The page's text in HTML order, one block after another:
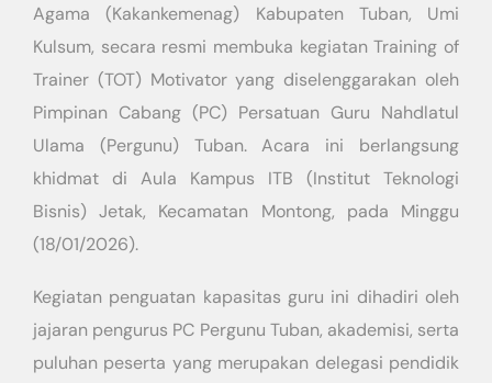
Agama (Kakankemenag) Kabupaten Tuban, Umi
Kulsum, secara resmi membuka kegiatan Training of
Trainer (TOT) Motivator yang diselenggarakan oleh
Pimpinan Cabang (PC) Persatuan Guru Nahdlatul
Ulama (Pergunu) Tuban. Acara ini berlangsung
khidmat di Aula Kampus ITB (Institut Teknologi
Bisnis) Jetak, Kecamatan Montong, pada Minggu
(18/01/2026).
​Kegiatan penguatan kapasitas guru ini dihadiri oleh
jajaran pengurus PC Pergunu Tuban, akademisi, serta
puluhan peserta yang merupakan delegasi pendidik